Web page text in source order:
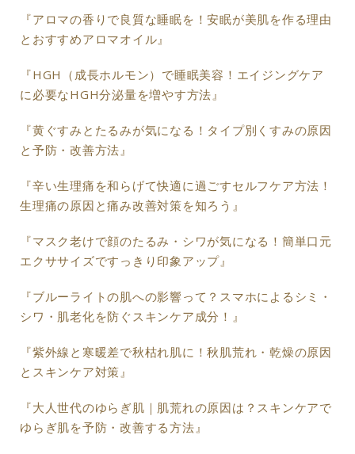
『アロマの香りで良質な睡眠を！安眠が美肌を作る理由
とおすすめアロマオイル』
『HGH（成長ホルモン）で睡眠美容！エイジングケア
に必要なHGH分泌量を増やす方法』
『黄ぐすみとたるみが気になる！タイプ別くすみの原因
と予防・改善方法』
『辛い生理痛を和らげて快適に過ごすセルフケア方法！
生理痛の原因と痛み改善対策を知ろう』
『マスク老けで顔のたるみ・シワが気になる！簡単口元
エクササイズですっきり印象アップ』
『ブルーライトの肌への影響って？スマホによるシミ・
シワ・肌老化を防ぐスキンケア成分！』
『紫外線と寒暖差で秋枯れ肌に！秋肌荒れ・乾燥の原因
とスキンケア対策』
『大人世代のゆらぎ肌｜肌荒れの原因は？スキンケアで
ゆらぎ肌を予防・改善する方法』